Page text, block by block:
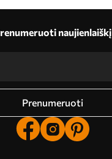
naujienlaiškį
Prenumeruoti